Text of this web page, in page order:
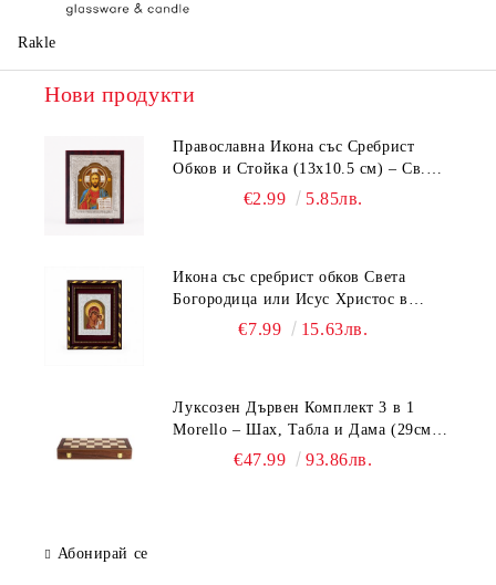
Rakle
Нови продукти
Православна Икона със Сребрист
Обков и Стойка (13х10.5 см) – Св.
Николай, Св. Георги, Исус Христос,
€2.99 5.85лв.
Икона със сребрист обков Света
Богородица или Исус Христос в
рамка бордо и злато (18.5х15.5 см)
€7.99 15.63лв.
Луксозен Дървен Комплект 3 в 1
Morello – Шах, Табла и Дама (29см /
39см / 49см)€47.99 93.86лв.
Абонирай се